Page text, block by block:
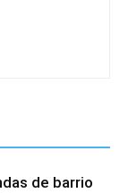
de barrio